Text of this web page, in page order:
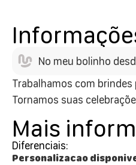
No meu bolinho
Trabalhamos com brindes
Tornamos suas
Mais
Diferenciais:
Personalizacao